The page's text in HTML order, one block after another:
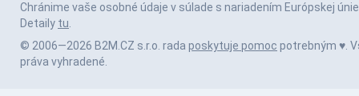
Chránime vaše osobné údaje v súlade s nariadením Európskej únie
Detaily tu.
© 2006—2026 B2M.CZ s.r.o. rada poskytuje pomoc potrebným ♥️.
práva vyhradené.